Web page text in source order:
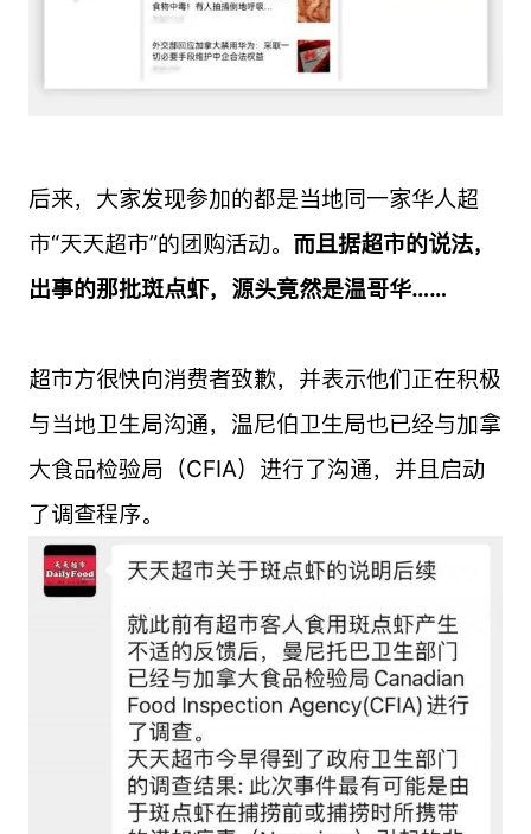
后来，大家发现参加的都是当地同一家华人超
市“天天超市”的团购活动。 而且据超市的说法，
出事的那批斑点虾，源头竟然是温哥华……
超市方很快向消费者致歉，并表示他们正在积极
与当地卫生局沟通，温尼伯卫生局也已经与加拿
大食品检验局（CFIA）进行了沟通，并且启动
了调查程序。